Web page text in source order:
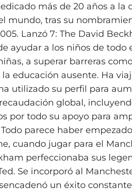
más de 20 años a la
mundo, tras su
Lanzó 7: The David
ayudar a los niños de todo
a superar barreras
educación ausente. Ha
utilizado su perfil para
global,
por todo su apoyo para
parece haber
cuando jugar para el
perfeccionaba sus
Se incorporó al
un éxito